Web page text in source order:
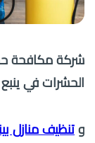
شركة مكافحة
الحشرات في ينبع
و تنظيف منازل